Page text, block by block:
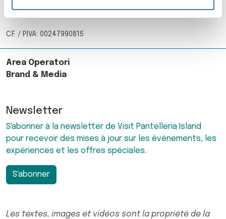
protocollo@pec.comunepantelleria.it
C.F. / P.IVA: 00247990815
Area Operatori
Brand & Media
Newsletter
S'abonner à la newsletter de Visit Pantelleria Island
pour recevoir des mises à jour sur les événements, les
expériences et les offres spéciales.
S'abonner
Les textes, images et vidéos sont la propriété de la